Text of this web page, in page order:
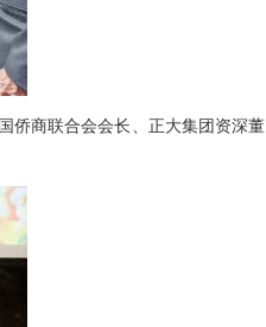
侨商联合会会长、正大集团资深董